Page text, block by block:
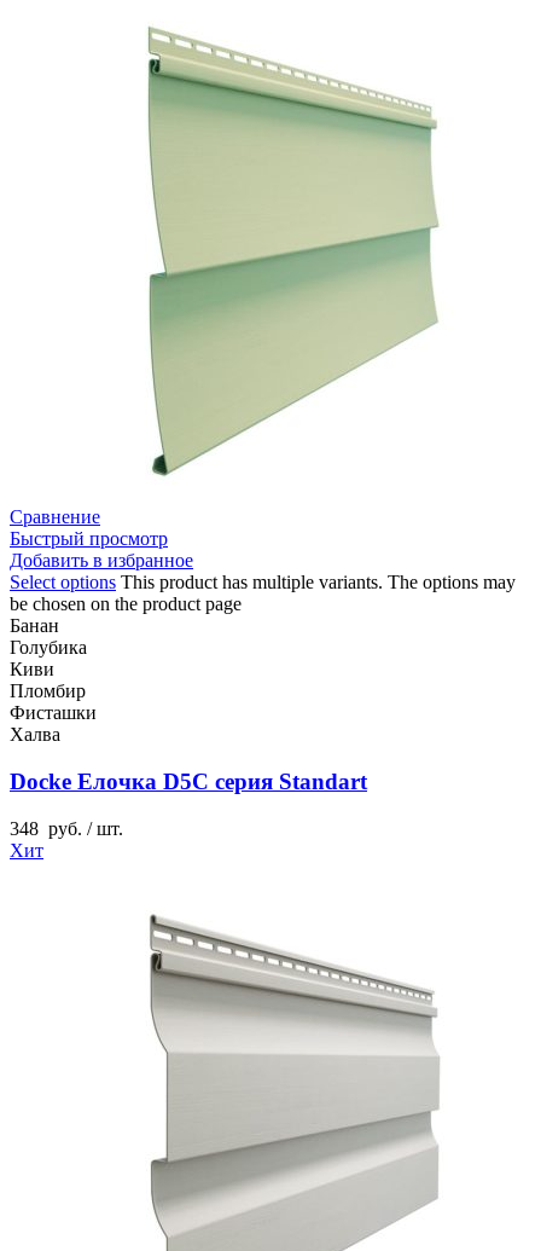
Сравнение
Быстрый просмотр
Добавить в избранное
Select options This product has multiple variants. The options may
be chosen on the product page
Банан
Голубика
Киви
Пломбир
Фисташки
Халва
Docke Елочка D5C серия Standart
348 руб. / шт.
Хит